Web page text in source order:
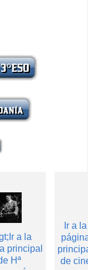
a la
principal
Hª
Ir a la
de